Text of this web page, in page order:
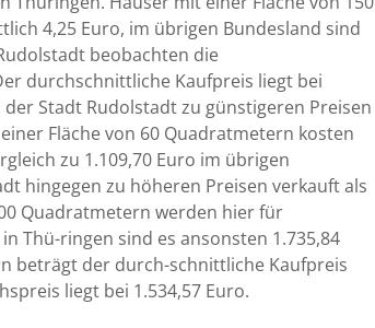
4,25 Euro, im übrigen Bundesland sind
beobachten die
durchschnittliche Kaufpreis liegt bei
Stadt Rudolstadt zu günstigeren Preisen
Fläche von 60 Quadratmetern kosten
zu 1.109,70 Euro im übrigen
hingegen zu höheren Preisen verkauft als
Quadratmetern werden hier für
Thü-ringen sind es ansonsten 1.735,84
beträgt der durch-schnittliche Kaufpreis
liegt bei 1.534,57 Euro.